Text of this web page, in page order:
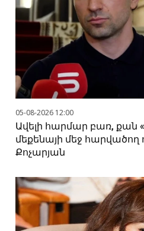
05-08-2026 12:00
Ավելի հարմար բառ, քան
մեքենայի մեջ
Քոչարյան